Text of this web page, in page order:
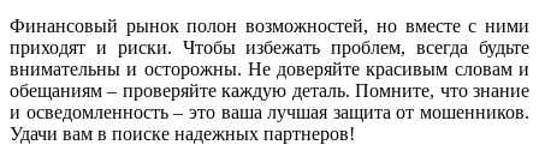
Финансовый рынок полон возможностей, но вместе с ними
приходят и риски. Чтобы избежать проблем, всегда будьте
внимательны и осторожны. Не доверяйте красивым словам и
обещаниям – проверяйте каждую деталь. Помните, что знание
и осведомленность – это ваша лучшая защита от мошенников.
Удачи вам в поиске надежных партнеров!